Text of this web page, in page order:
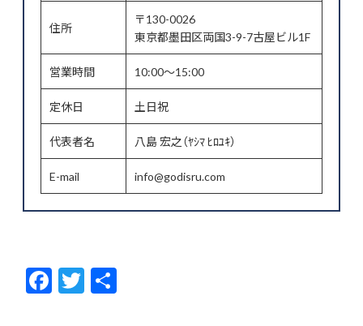
住所
〒130-0026
東京都墨田区両国3-9-7古屋ビル1F
営業時間 10:00～15:00
定休日 土日祝
代表者名 八島 宏之（ﾔｼﾏ ﾋﾛﾕｷ）
E-mail info@godisru.com
F
ac
T
w